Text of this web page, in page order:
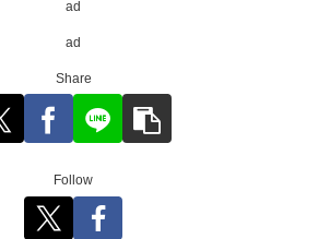
ad
ad
Share
Follow